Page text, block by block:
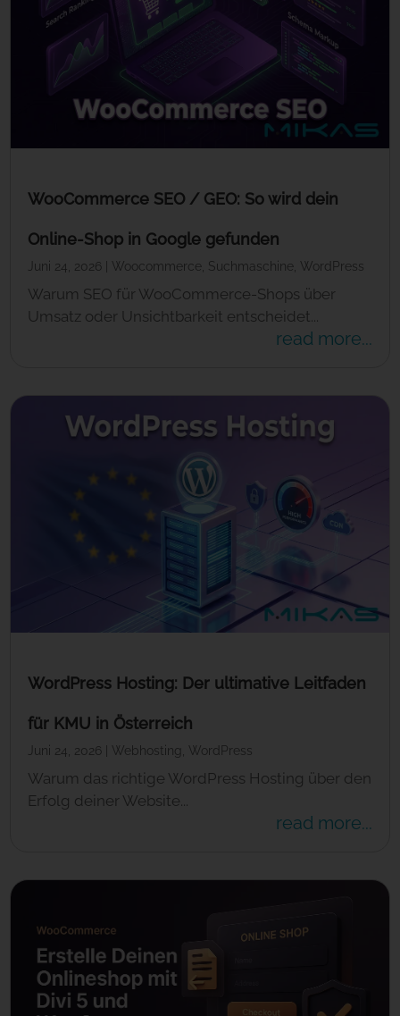
WooCommerce SEO / GEO: So wird dein
Online-Shop in Google gefunden
Juni 24, 2026 Woocommerce Suchmaschine WordPress
Warum SEO für WooCommerce-Shops über
Umsatz oder Unsichtbarkeit entscheidet...
read more...
WordPress Hosting: Der ultimative Leitfaden
für KMU in Österreich
Juni 24, 2026 Webhosting WordPress
Warum das richtige WordPress Hosting über den
Erfolg deiner Website...
read more...